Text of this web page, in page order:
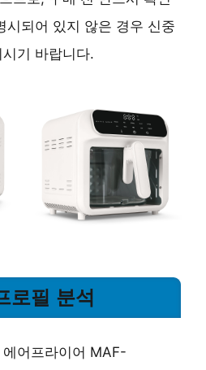
시되어 있지 않은 경우 신중
기 바랍니다.
로필 분석
어프라이어 MAF-